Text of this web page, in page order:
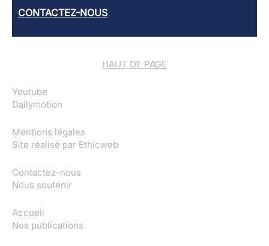
CONTACTEZ-NOUS
HAUT DE PAGE
Youtube
Dailymotion
Mentions légales
Site réalisé par Ethicweb
Contactez-nous
Nous soutenir
Accueil
Nos publications